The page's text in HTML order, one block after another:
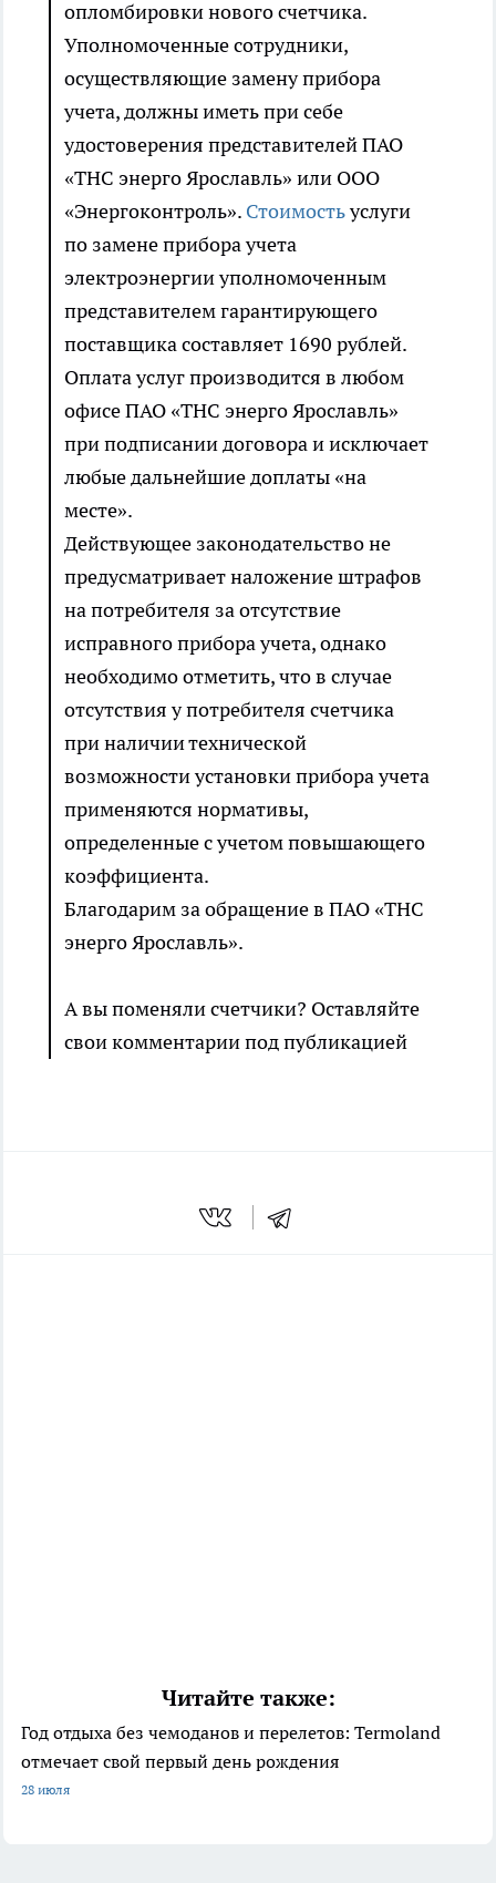
опломбировки нового счетчика.
Уполномоченные сотрудники,
осуществляющие замену прибора
учета, должны иметь при себе
удостоверения представителей ПАО
«ТНС энерго Ярославль» или ООО
«Энергоконтроль». Стоимостьуслуги
по замене прибора учета
электроэнергии уполномоченным
представителем гарантирующего
поставщика составляет 1690 рублей.
Оплата услуг производится в любом
офисе ПАО «ТНС энерго Ярославль»
при подписании договора и исключает
любые дальнейшие доплаты «на
месте».
Действующее законодательство не
предусматривает наложение штрафов
на потребителя за отсутствие
исправного прибора учета, однако
необходимо отметить, что в случае
отсутствия у потребителя счетчика
при наличии технической
возможности установки прибора учета
применяются нормативы,
определенные с учетом повышающего
коэффициента.
Благодарим за обращение в ПАО «ТНС
энерго Ярославль».
А вы поменяли счетчики? Оставляйте
свои комментарии под публикацией
Читайте также:
Год отдыха без чемоданов и перелетов: Termoland
отмечает свой первый день рождения
28 июля